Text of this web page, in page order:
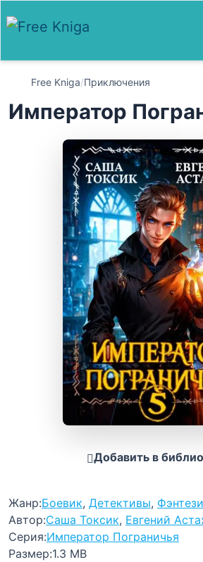
Free Kniga/Приключения
Император
Добавить в
Жанр:Боевик, Детективы, Фэнтези
Автор:Саша Токсик, Евгений
Серия:Император Пограничья
Размер:1.3 MB